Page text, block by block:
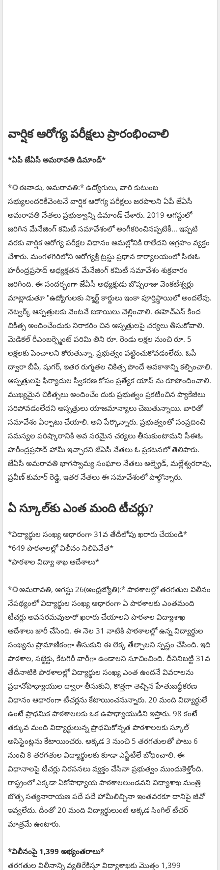
వార్షిక ఆరోగ్య పరీక్షలు ప్రారంభించాలి
*ఏపీ జేఏసీ అమరావతి డిమాండ్*
*🌻ఈనాడు, అమరావతి:* ఉద్యోగులు, వారి కుటుంబ
సభ్యులందరికీవెంటనే వార్షిక ఆరోగ్య పరీక్షలు జరపాలని ఏపీ జేఏసీ
అమరావతి నేతలు ప్రభుత్వాన్ని డిమాండ్ చేశారు. 2019 ఆగస్టులో
జరిగిన మేనేజింగ్ కమిటీ సమావేశంలో అంగీకరించినప్పటికీ... ఇప్పటి
వరకు వార్షిక ఆరోగ్య పరీక్షల విధానం అమల్లోనికి రాలేదని ఆగ్రహం వ్యక్తం
చేశారు. మంగళగిరిలోని ఆరోగ్యశ్రీ ట్రస్టు ప్రధాన కార్యాలయంలో సీఈఓ
హరీంద్రప్రసాద్ అధ్యక్షతన మేనేజింగ్ కమిటీ సమావేశం శుక్రవారం
జరిగింది. ఈ సందర్భంగా జేఏసీ అధ్యక్షుడు బొప్పరాజు వెంకటేశ్వర్లు
మాట్లాడుతూ "ఉద్యోగులకు స్మార్ట్ కార్డులు ఇంకా పూర్తిస్థాయిలో అందలేవు.
నెట్వర్క్ ఆస్పత్రులకు వెంటనే బకాయిలు చెల్లించాలి. ఈహెచ్ఎస్ కింద
చికిత్స అందించేందుకు నిరాకరిం చిన ఆస్పత్రులపై చర్యలు తీసుకోవాలి.
మెడికల్ రీఎంబర్స్మెంట్ పరిమి తిని రూ. రెండు లక్షల నుంచి రూ. 5
లక్షలకు పెంచాలని కోరుతున్నా. ప్రభుత్వం పట్టించుకోవడంలేదు. ఓపీ
ద్వారా బీపీ, షుగర్, ఇతర రుగ్మతల చికిత్స పొందే అవకాశాన్ని కల్పించాలి.
ఆస్పత్రులపై ఫిర్యాదుల స్వీకరణ కోసం ప్రత్యేక యాప్ ను రూపొందించాలి.
ముఖ్యమైన చికిత్సలు అందించేం దుకు ప్రభుత్వం ప్రకటించిన ప్యాకేజీలు
సరిపోవడంలేదని ఆస్పత్రులు యాజమాన్యాలు చెబుతున్నాయి. వారితో
సమావేశం ఏర్పాటు చేయాలి. అని పేర్కొన్నారు. ప్రభుత్వంతో సంప్రదించి
సమస్యల పరిష్కారానికి అవ సరమైన చర్యలు తీసుకుంటామని సీఈఓ
హరీంద్రప్రసాద్ హామీ ఇచ్చారని జేఏసీ నేతలు ఓ ప్రకటనలో తెలిపారు.
జేఏసీ అమరావతి భాగస్వామ్య సంఘాల నేతలు అల్ఫ్రెడ్, మల్లేశ్వరరావు,
ప్రవీణ్ కుమార్ రెడ్డి, ఇతర నేతలు ఈ సమావేశంలో పాల్గొన్నారు.
ఏ స్కూల్‌కు ఎంత మంది టీచర్లు?
*విద్యార్థుల సంఖ్య ఆధారంగా 31వ తేదీలోపు ఖరారు చేయండి*
*649 పాఠశాలల్లో విలీనం నిలిపివేత*
*పాఠశాల విద్యా శాఖ ఆదేశాలు*
*🌻అమరావతి, ఆగస్టు 26(ఆంధ్రజ్యోతి):* పాఠశాలల్లో తరగతుల విలీనం
నేపథ్యంలో విద్యార్థుల సంఖ్య ఆధారంగా ఏ పాఠశాలకు ఎంతమంది
టీచర్లు అవసరమవుతారో ఖరారు చేయాలని పాఠశాల విద్యాశాఖ
ఆదేశాలు జారీ చేసింది. ఈ నెల 31 నాటికి పాఠశాలల్లో ఉన్న విద్యార్థుల
సంఖ్యను ప్రామాణికంగా తీసుకుని ఈ లెక్క తేల్చాలని స్పష్టం చేసింది. ఇది
పాఠశాల, సబ్జెక్టు, కేటగిరీ వారీగా ఉండాలని సూచించింది. దీనినిబట్టి 31వ
తేదీనాటికి పాఠశాలల్లో విద్యార్థుల సంఖ్య ఎంత ఉందనే వివరాలను
ప్రధానోపాధ్యాయుల ద్వారా తీసుకుని, కొత్తగా తెచ్చిన హేతుబద్ధీకరణ
విధానం ఆధారంగా టీచర్లను కేటాయించనున్నారు. 20 మంది విద్యార్థులే
ఉంటే ప్రాథమిక పాఠశాలలకు ఒక ఉపాధ్యాయుడిని ఇస్తారు. 98 కంటే
తక్కువ మంది విద్యార్థులున్న ప్రాథమికోన్నత పాఠశాలలకు స్కూల్‌
అసిస్టెంట్లను కేటాయించరు. అక్కడ 3 నుంచి 5 తరగతులతో పాటు 6
నుంచి 8 తరగతుల విద్యార్థులకు కూడా ఎస్జీటీలే బోధించాలి. ఈ
విధానాలపై టీచర్లు నిరసనలు వ్యక్తం చేసినా ప్రభుత్వం ముందుకెళ్తోంది.
రాష్ట్రంలో ఎక్కడా ఏకోపాధ్యాయ పాఠశాలలుండవని విద్యాశాఖ మంత్రి
బొత్స సత్యనారాయణ పదే పదే హామీలిచ్చినా ఇంతవరకూ దానిపై జీవో
ఇవ్వలేదు. దీంతో 20 మంది విద్యార్థులుంటే అక్కడ సింగిల్‌ టీచర్‌
మాత్రమే ఉంటారు.
*విలీనంపై 1,399 అభ్యంతరాలు*
తరగతుల విలీనాన్ని వ్యతిరేకిస్తూ విద్యాశాఖకు మొత్తం 1,399